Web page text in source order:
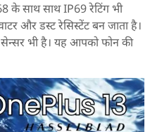
के साथ साथ IP69 रेटिंग भी
और डस्ट रेसिस्टेंट बन जाता है।
सेन्सर भी है। यह आपको फोन की